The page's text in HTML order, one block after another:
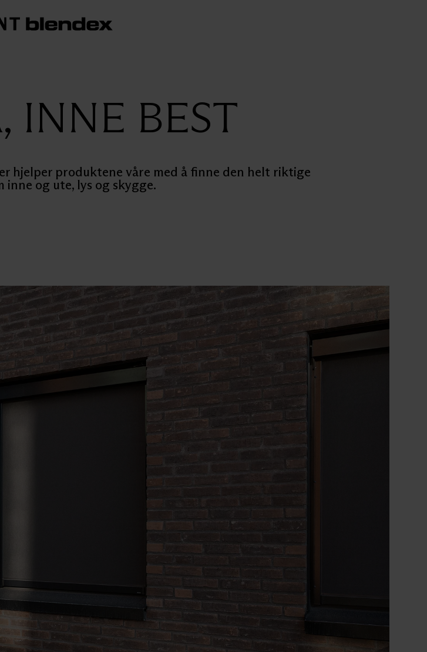
INNE BEST
hjelper produktene våre med å finne den helt riktige
inne og ute, lys og skygge.